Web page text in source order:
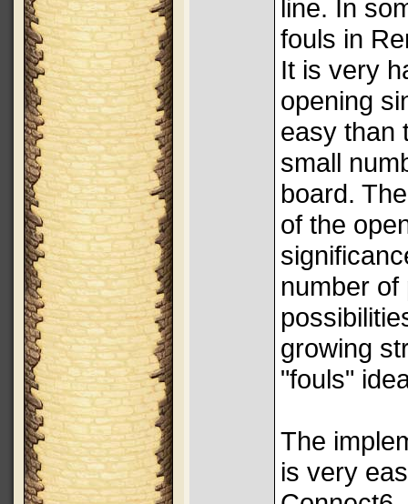
line. In
fouls in
It is very
opening
easy than
small
board.
of the
number
growing
"fouls"
The
is very